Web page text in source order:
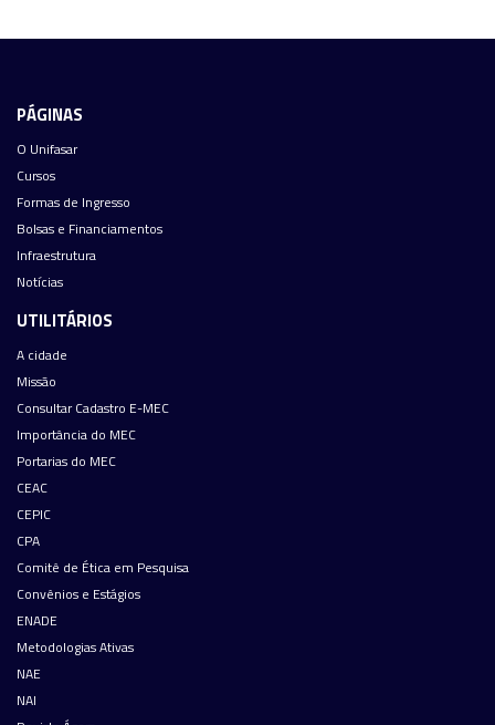
PÁGINAS
O Unifasar
Cursos
Formas de Ingresso
Bolsas e Financiamentos
Infraestrutura
Notícias
UTILITÁRIOS
A cidade
Missão
Consultar Cadastro E-MEC
Importância do MEC
Portarias do MEC
CEAC
CEPIC
CPA
Comitê de Ética em Pesquisa
Convênios e Estágios
ENADE
Metodologias Ativas
NAE
NAI